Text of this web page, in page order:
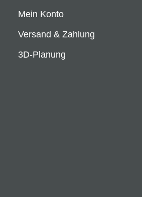
Mein Konto
Versand & Zahlung
3D-Planung